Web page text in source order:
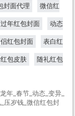
封面代理 微信红
过年红包封面 动态
红包封面 表白红
包皮肤 随礼红包
年_春节_动态_变异_
压岁钱_微信红包封